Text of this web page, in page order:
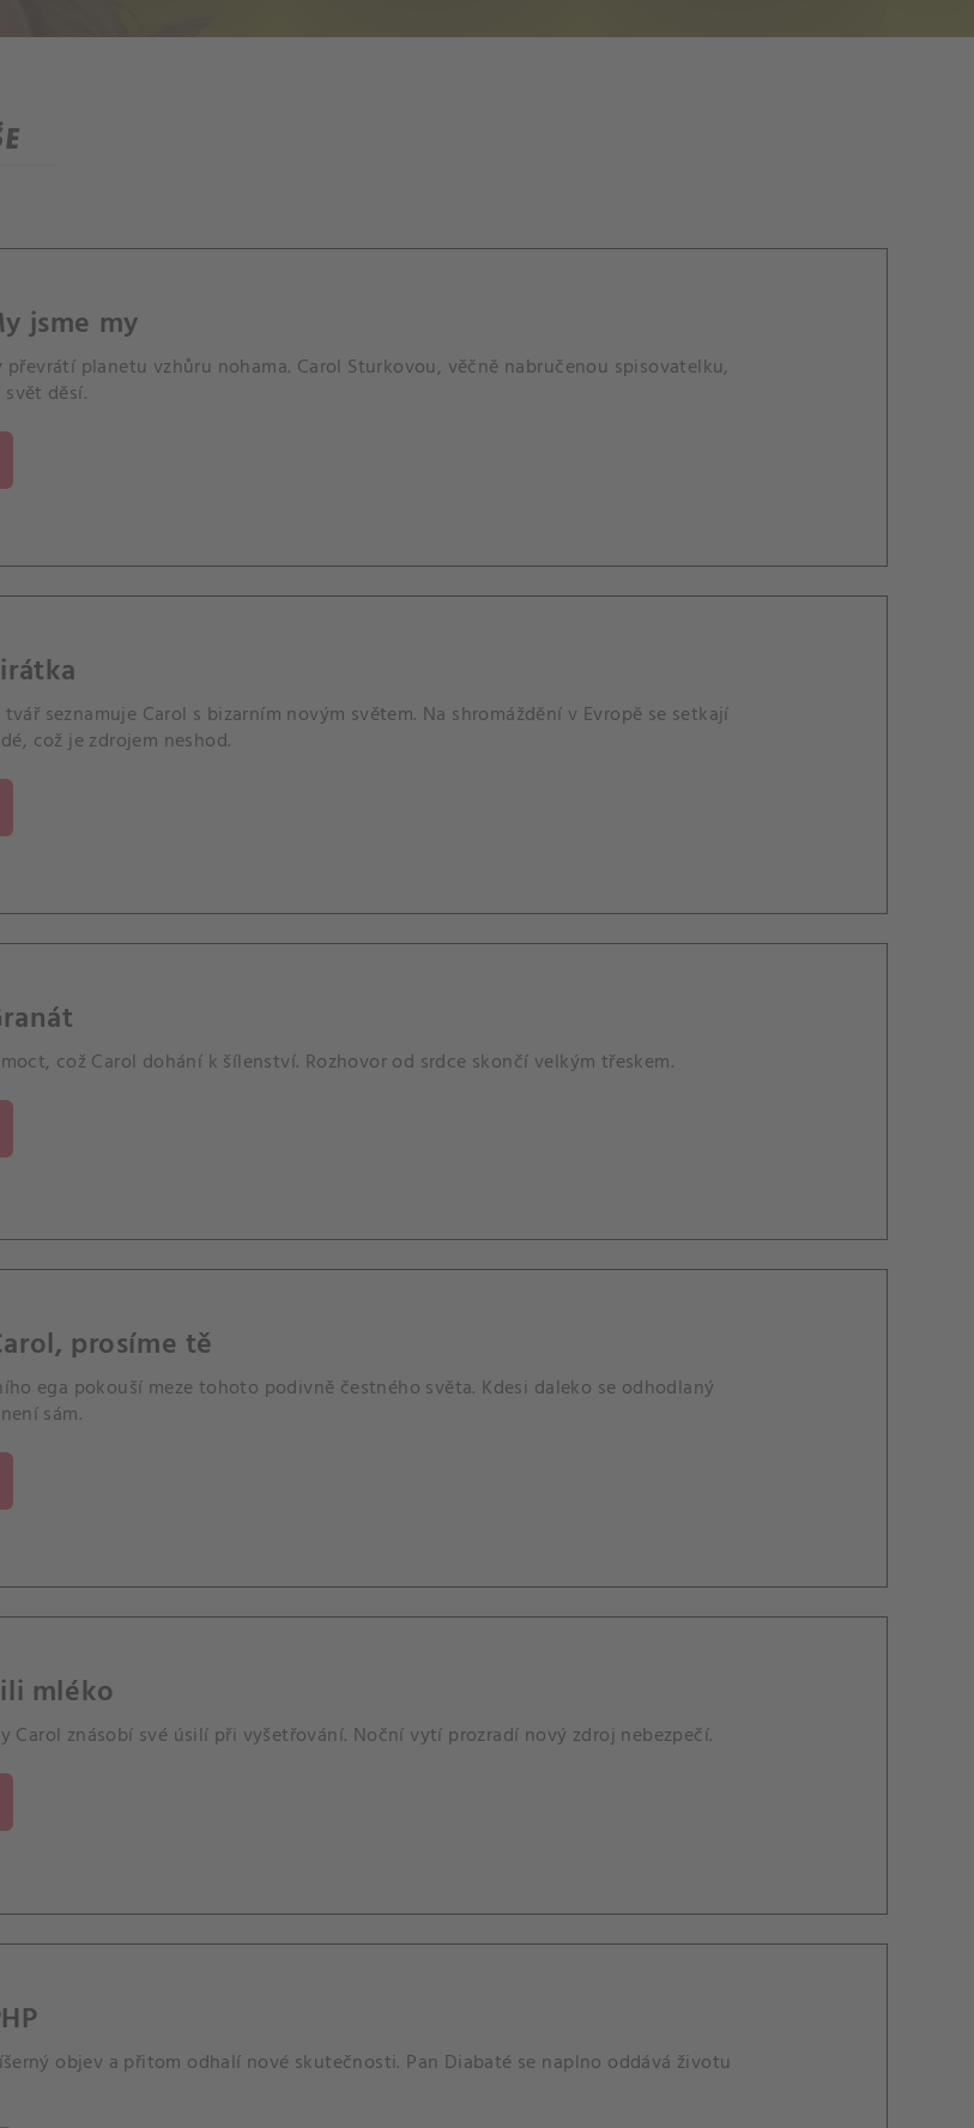
jsme my
planetu vzhůru nohama. Carol Sturkovou, věčně nabručenou spisovatelku,
děsí.
seznamuje Carol s bizarním novým světem. Na shromáždění v Evropě se setkají
což je zdrojem neshod.
což Carol dohání k šílenství. Rozhovor od srdce skončí velkým třeskem.
prosíme tě
ega pokouší meze tohoto podivně čestného světa. Kdesi daleko se odhodlaný
sám.
mléko
Carol znásobí své úsilí při vyšetřování. Noční vytí prozradí nový zdroj nebezpečí.
objev a přitom odhalí nové skutečnosti. Pan Diabaté se naplno oddává životu